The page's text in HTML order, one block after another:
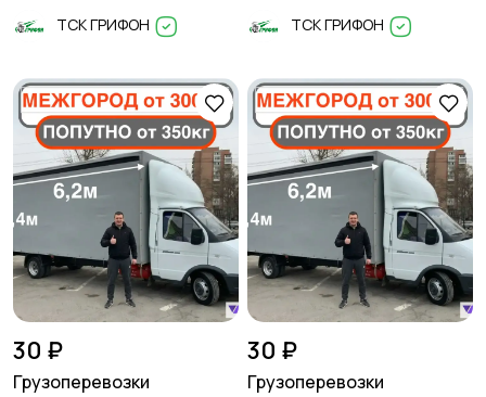
ТСК ГРИФОН ТСК ГРИФОН
30 ₽
Грузоперевозки
30 ₽
Грузоперевозки